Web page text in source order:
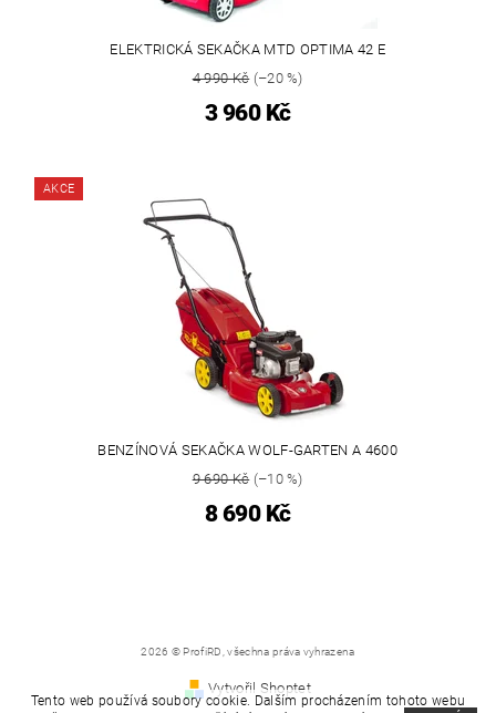
ELEKTRICKÁ SEKAČKA MTD OPTIMA 42 E
4 990 Kč(–20 %)
3 960 Kč
AKCE
BENZÍNOVÁ SEKAČKA WOLF-GARTEN A 4600
9 690 Kč(–10 %)
8 690 Kč
2026 © ProfiRD, všechna práva vyhrazena
Vytvořil Shoptet
Tento web používá soubory cookie. Dalším procházením tohoto webu